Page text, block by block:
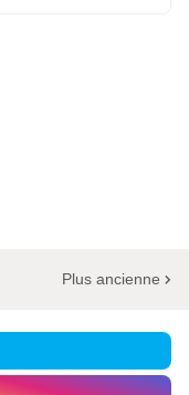
Plus ancienne